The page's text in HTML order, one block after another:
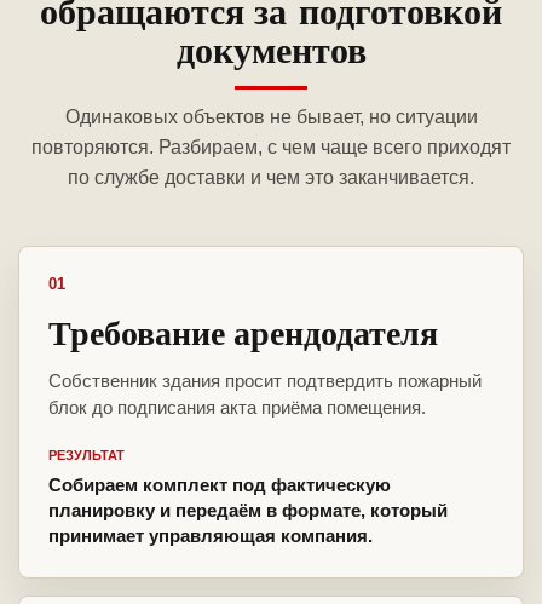
документов
Одинаковых объектов не бывает, но ситуации
повторяются. Разбираем, с чем чаще всего приходят
по службе доставки и чем это заканчивается.
01
Требование арендодателя
Собственник здания просит подтвердить пожарный
блок до подписания акта приёма помещения.
РЕЗУЛЬТАТ
Собираем комплект под фактическую
планировку и передаём в формате, который
принимает управляющая компания.